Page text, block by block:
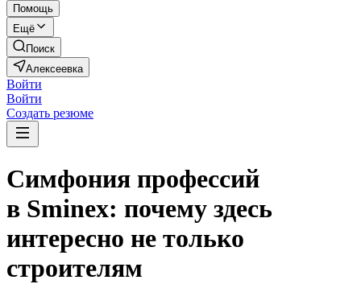
Помощь
Ещё
Поиск
Алексеевка
Войти
Войти
Создать резюме
Симфония профессий
в Sminex: почему здесь
интересно не только
строителям